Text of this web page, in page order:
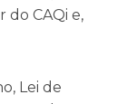
CAQi e,
Lei de